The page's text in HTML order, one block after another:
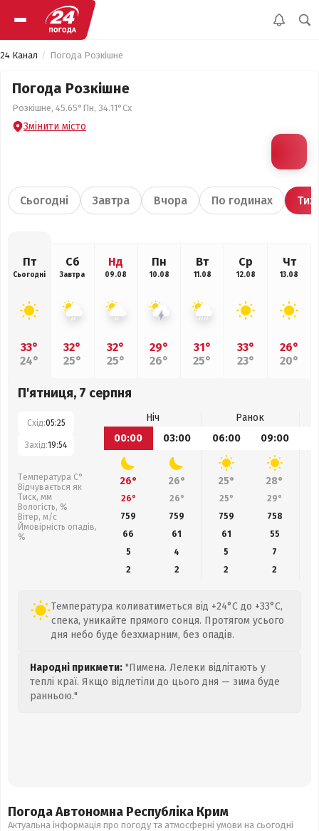
24 Канал Погода Розкішне
Погода Розкішне
Розкішне, 45.65°Пн, 34.11°Сх
Змінити місто
Сьогодні Завтра Вчора По годинах
Пт
Сьогодні
33°
24°
Сб
Завтра
32°
25°
Нд
09.08
32°
25°
Пн
10.08
29°
26°
Вт
11.08
31°
25°
Ср
12.08
33°
23°
Чт
13.08
26°
20°
П'ятниця, 7 серпня
Схід:05:25
Захід:19:54
Температура С°
Відчувається як
Тиск, мм
Вологість, %
Вітер, м/с
Ймовірність опадів,
%
Ніч
Ранок
00:00
03:00 06:00 09:00
26° 26° 25° 28°
26° 26° 25° 29°
759
759 759 758
66
61 61 55
5
4 5
7
2
2 2 2
Температура коливатиметься від +24°C до +33°C,
спека, уникайте прямого сонця. Протягом усього
дня небо буде безхмарним, без опадів.
Народні прикмети: "Пимена. Лелеки відлітають у
теплі краї. Якщо відлетіли до цього дня — зима буде
ранньою."
Погода Автономна Республіка Крим
Актуальна інформація про погоду та атмосферні умови на сьогодні